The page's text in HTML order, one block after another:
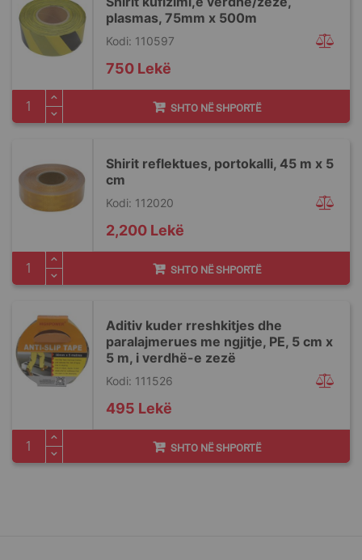
plasmas, 75mm x 500m
Kodi: 110597
750 Lekë
SHTO NË SHPORTË
Shirit reflektues, portokalli, 45 m x 5
cm
Kodi: 112020
2,200 Lekë
SHTO NË SHPORTË
Aditiv kuder rreshkitjes dhe
paralajmerues me ngjitje, PE, 5 cm x
5 m, i verdhë-e zezë
Kodi: 111526
495 Lekë
SHTO NË SHPORTË